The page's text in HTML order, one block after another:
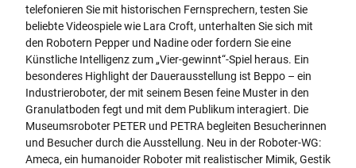
telefonieren Sie mit historischen Fernsprechern, testen Sie
beliebte Videospiele wie Lara Croft, unterhalten Sie sich mit
den Robotern Pepper und Nadine oder fordern Sie eine
Künstliche Intelligenz zum „Vier-gewinnt“-Spiel heraus. Ein
besonderes Highlight der Dauerausstellung ist Beppo – ein
Industrieroboter, der mit seinem Besen feine Muster in den
Granulatboden fegt und mit dem Publikum interagiert. Die
Museumsroboter PETER und PETRA begleiten Besucherinnen
und Besucher durch die Ausstellung. Neu in der Roboter-WG:
Ameca, ein humanoider Roboter mit realistischer Mimik, Gestik